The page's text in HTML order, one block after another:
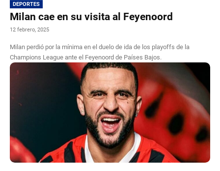
DEPORTES
Milan cae en su visita al Feyenoord
12 febrero, 2025
Milan perdió por la mínima en el duelo de ida de los playoffs de la
Champions League ante el Feyenoord de Países Bajos.